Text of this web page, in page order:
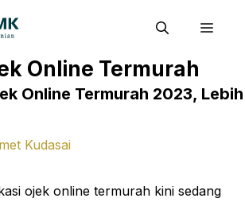
Online Termurah
Online Termurah 2023, Lebih
Kudasai
ojek online termurah kini sedang